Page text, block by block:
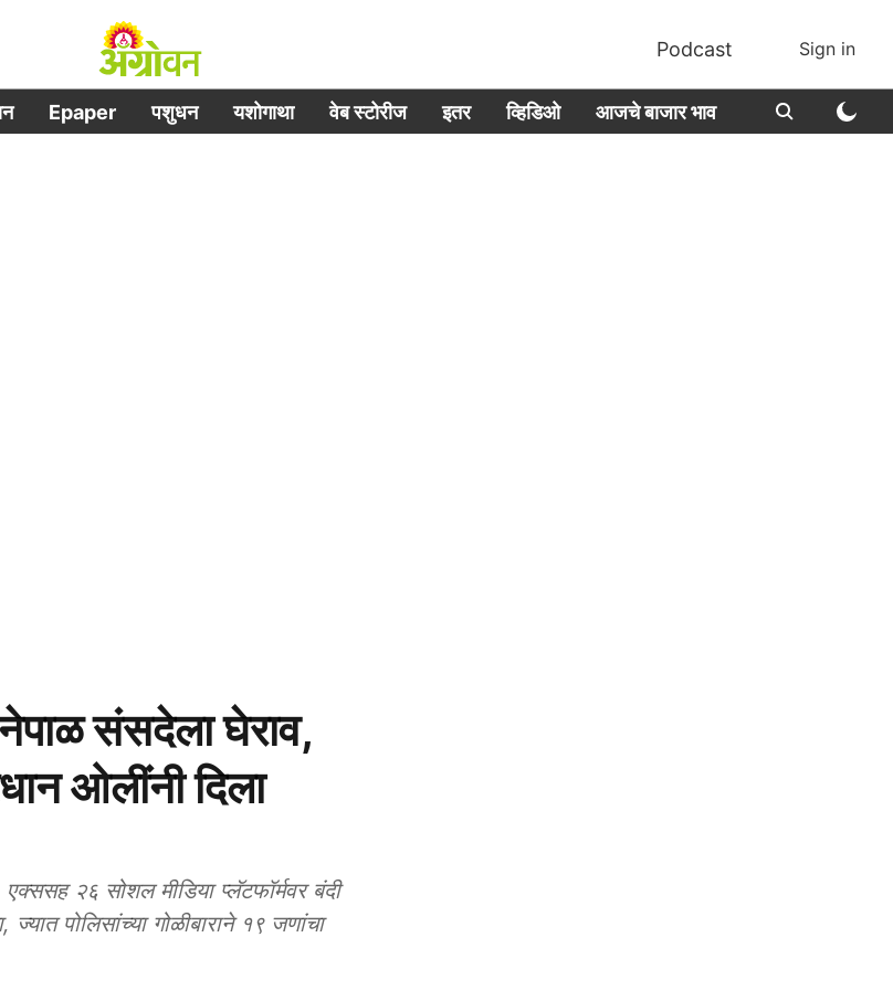
Podcast Sign in
Epaper पशुधन यशोगाथा वेब स्टोरीज इतर व्हिडिओ आजचे बाजार भाव
संसदेला घेराव,
ओलींनी दिला
२६ सोशल मीडिया प्लॅटफॉर्मवर बंदी
पोलिसांच्या गोळीबाराने १९ जणांचा